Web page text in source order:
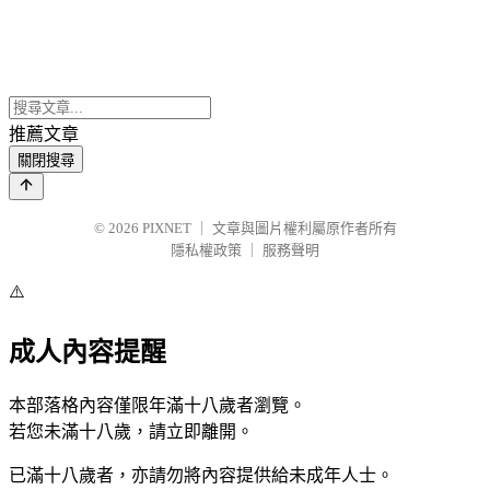
推薦文章
關閉搜尋
© 2026 PIXNET
文章與圖片權利屬原作者所有
隱私權政策
服務聲明
⚠️
成人內容提醒
本部落格內容僅限年滿十八歲者瀏覽。
若您未滿十八歲，請立即離開。
已滿十八歲者，亦請勿將內容提供給未成年人士。